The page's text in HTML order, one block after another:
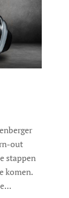
out
stappen
komen.